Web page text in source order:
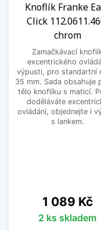
Knoflík Franke
Click
chrom
Zamačkávací
excentrického
výpusti, pro standartní
35 mm. Sada obsahuje
tělo knoflíku s maticí.
doděláváte
ovládání, objednejte i
s lankem.
Cena
1 089 Kč
2 ks skladem